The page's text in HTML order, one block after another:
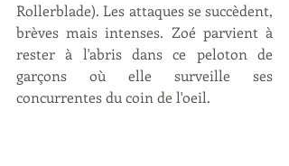
Rollerblade). Les attaques se succèdent,
brèves mais intenses. Zoé parvient à
rester à l'abris dans ce peloton de
garçons où elle surveille ses
concurrentes du coin de l'oeil.